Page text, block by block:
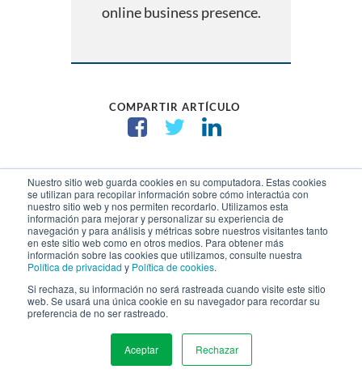
Nuestro sitio web guarda cookies en su computadora. Estas cookies
se utilizan para recopilar información sobre cómo interactúa con
nuestro sitio web y nos permiten recordarlo. Utilizamos esta
información para mejorar y personalizar su experiencia de
navegación y para análisis y métricas sobre nuestros visitantes tanto
en este sitio web como en otros medios. Para obtener más
información sobre las cookies que utilizamos, consulte nuestra
Política de privacidad y Política de cookies.
Si rechaza, su información no será rastreada cuando visite este sitio
web. Se usará una única cookie en su navegador para recordar su
preferencia de no ser rastreado.
Aceptar Rechazar
online business presence.
COMPARTIR ARTÍCULO
La Mejor Visión y
Asesoramiento de
Marketing Digital
El Blog de Marketing Digital de
WSI es su lugar de referencia para